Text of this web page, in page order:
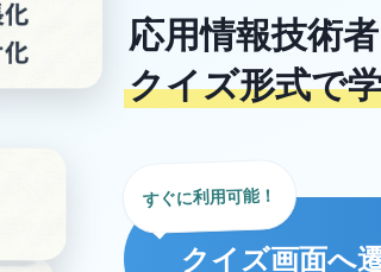
応用情報技術者
クイズ形式で
クイズ画面へ
すぐに利用可能！